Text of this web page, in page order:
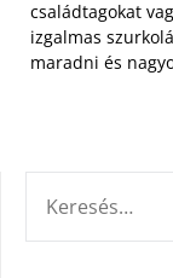
családtagokat
izgalmas
maradni és